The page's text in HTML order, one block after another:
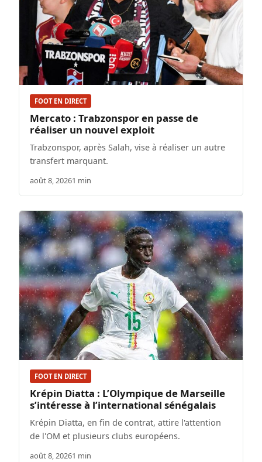
FOOT EN DIRECT
Mercato : Trabzonspor en passe de
réaliser un nouvel exploit
Trabzonspor, après Salah, vise à réaliser un autre
transfert marquant.
août 8, 20261 min
FOOT EN DIRECT
Krépin Diatta : L’Olympique de Marseille
s’intéresse à l’international sénégalais
Krépin Diatta, en fin de contrat, attire l'attention
de l'OM et plusieurs clubs européens.
août 8, 20261 min